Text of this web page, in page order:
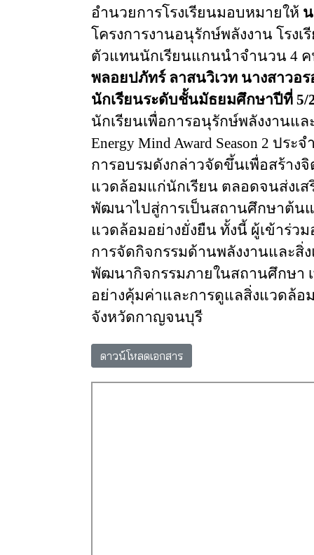
อำนวยการโรงเรียนมอบหมายให้
โครงการงานอนุรักษ์พลังงาน โรง
ตัวแทนนักเรียนแกนนำจำนวน 4
พลอยปภัทร์ ลาสนวิเวท นางสาวอ
นักเรียนระดับชั้นมัธยมศึกษาปีที่ 5/
นักเรียนเพื่อการอนุรักษ์พลังงานแ
Energy Mind Award Season 2 ประจ
การอบรมดังกล่าวจัดขึ้นเพื่อสร้าง
แวดล้อมแก่นักเรียน ตลอดจนส่งเส
พัฒนาไปสู่การเป็นสถานศึกษาต้น
แวดล้อมอย่างยั่งยืน ทั้งนี้ ผู้เข้าร่ว
การจัดกิจกรรมด้านพลังงานและสิ่
พัฒนากิจกรรมภายในสถานศึกษา
อย่างคุ้มค่าและการดูแลสิ่งแวดล้
จังหวัดกาญจนบุรี
ดาวน์โหลดเอกสาร